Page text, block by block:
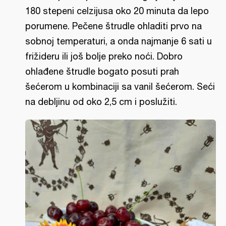
180 stepeni celzijusa oko 20 minuta da lepo
porumene. Pečene štrudle ohladiti prvo na
sobnoj temperaturi, a onda najmanje 6 sati u
frižideru ili još bolje preko noći. Dobro
ohlađene štrudle bogato posuti prah
šećerom u kombinaciji sa vanil šećerom. Seći
na debljinu od oko 2,5 cm i poslužiti.